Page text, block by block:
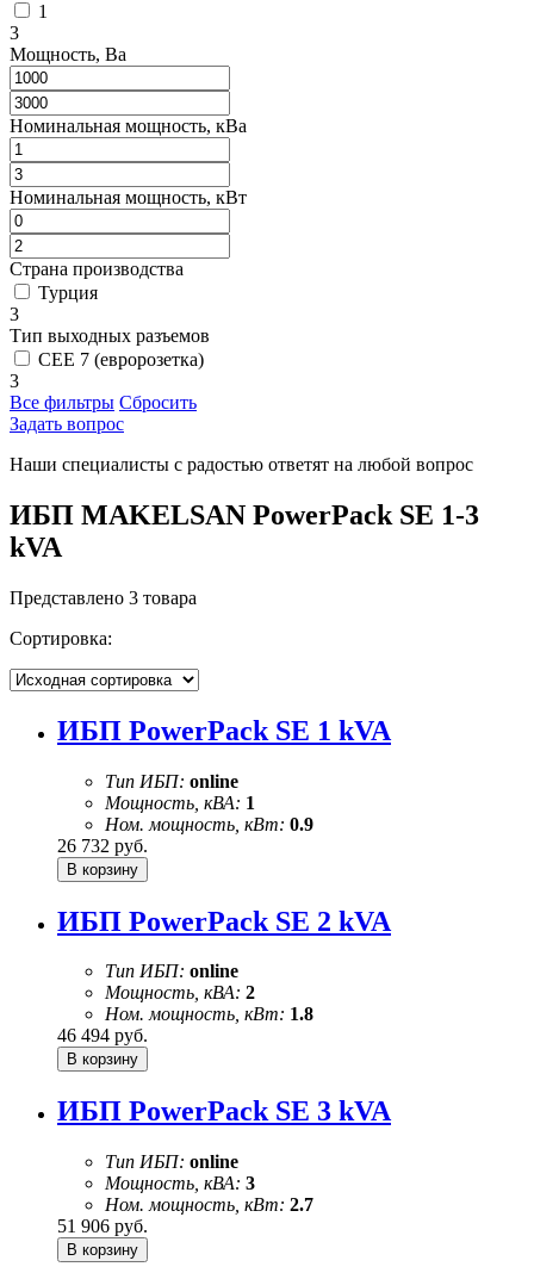
1
3
Мощность, Ва
Номинальная мощность, кВа
Номинальная мощность, кВт
Страна производства
Турция
3
Тип выходных разъемов
CEE 7 (евророзетка)
3
Все фильтры Сбросить
Задать вопрос
Наши специалисты с радостью ответят на любой вопрос
ИБП MAKELSAN PowerPack SE 1-3
kVA
Представлено 3 товара
Сортировка:
ИБП PowerPack SE 1 kVA
Тип ИБП: online
Мощность, кВА: 1
Ном. мощность, кВт: 0.9
26 732 руб.
ИБП PowerPack SE 2 kVA
Тип ИБП: online
Мощность, кВА: 2
Ном. мощность, кВт: 1.8
46 494 руб.
ИБП PowerPack SE 3 kVA
Тип ИБП: online
Мощность, кВА: 3
Ном. мощность, кВт: 2.7
51 906 руб.